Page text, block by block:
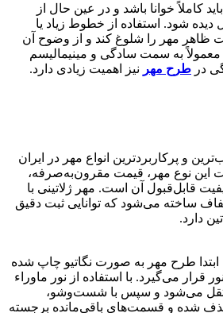
کاملاً خوانا باشد و در عین حال از
دیده شود. استفاده از خطوط زیاد یا
ظاهر مهر را شلوغ کند و از وضوح آن
به سمت سادگی و مینیمالیسم
در طرح مهر نیز اهمیت زیادی دارد.
و پرکاربردترین انواع مهر در ایران
این نوع مهر، قیمت مقرون‌به‌صرفه،
قابل‌قبول آن است. مهر ژلاتینی با
ساخته می‌شود که توانایی ثبت دقیق
دارد.
ابتدا طرح مهر به صورت نگاتیو چاپ شده
قرار می‌گیرد. با استفاده از نور ماوراء
می‌شود و سپس با شست‌وشو،
شده و قسمت‌های باقی‌مانده برجسته